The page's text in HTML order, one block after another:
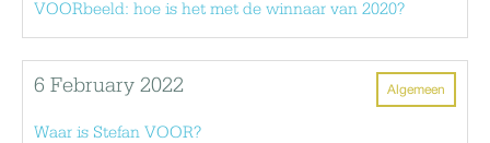
VOORbeeld: hoe is het met de winnaar van 2020?
Algemeen
6 February 2022
Waar is Stefan VOOR?